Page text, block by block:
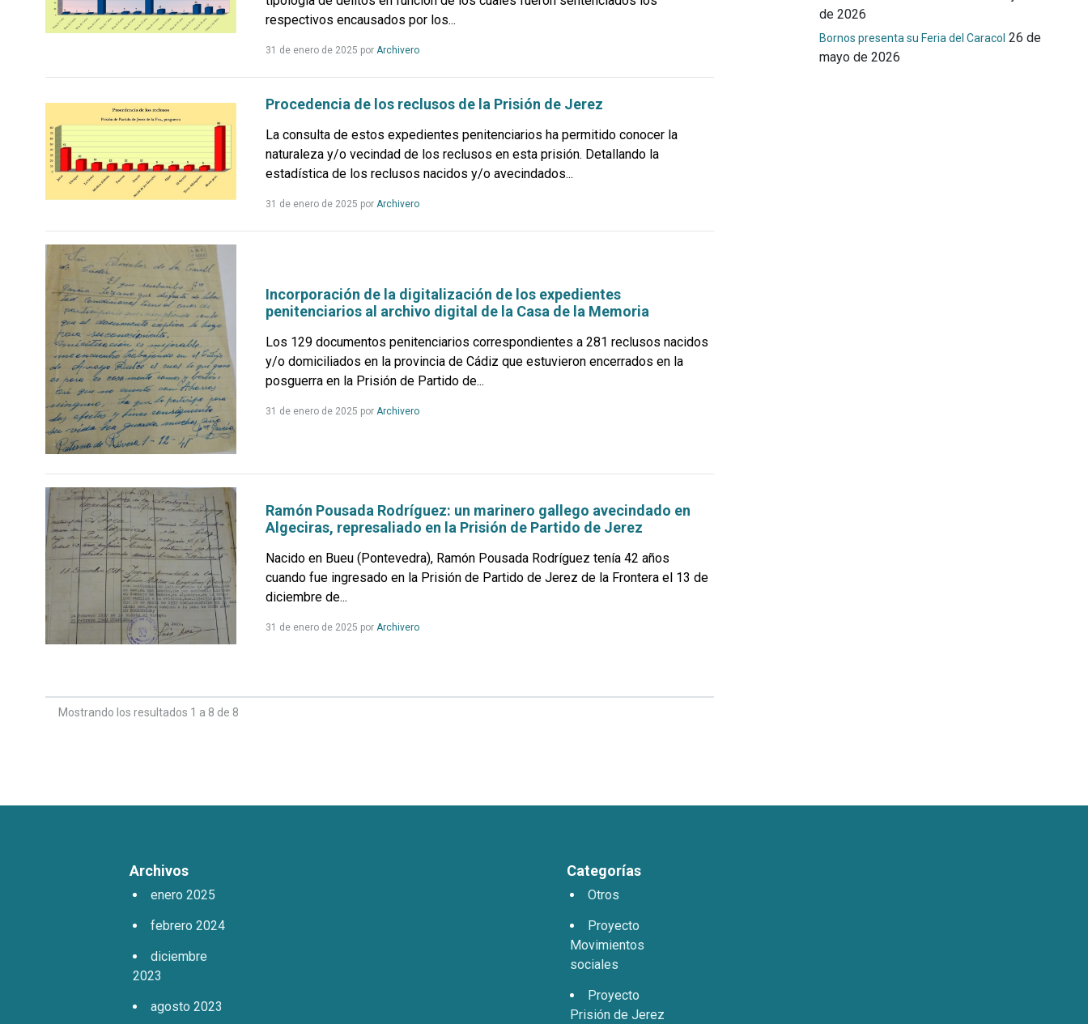
respectivos encausados por los...
31 de enero de 2025 por ArchiveroLeer
Procedencia de los reclusos de la Prisión de Jerez
La consulta de estos expedientes penitenciarios ha permitido conocer la
naturaleza y/o vecindad de los reclusos en esta prisión. Detallando la
estadística de los reclusos nacidos y/o avecindados...
31 de enero de 2025 por ArchiveroLeer
Incorporación de la digitalización de los expedientes
penitenciarios al archivo digital de la Casa de la Memoria
Los 129 documentos penitenciarios correspondientes a 281 reclusos nacidos
y/o domiciliados en la provincia de Cádiz que estuvieron encerrados en la
posguerra en la Prisión de Partido de...
31 de enero de 2025 por ArchiveroLeer
Ramón Pousada Rodríguez: un marinero gallego avecindado en
Algeciras, represaliado en la Prisión de Partido de Jerez
Nacido en Bueu (Pontevedra), Ramón Pousada Rodríguez tenía 42 años
cuando fue ingresado en la Prisión de Partido de Jerez de la Frontera el 13 de
diciembre de...
31 de enero de 2025 por ArchiveroLeer
Mostrando los resultados 1 a 8 de 8
de 2026
Bornos presenta su Feria del Caracol 26 de
mayo de 2026
Archivos
enero 2025
febrero 2024
diciembre
2023
agosto 2023
Categorías
Otros
Proyecto
Movimientos
sociales
Proyecto
Prisión de Jerez